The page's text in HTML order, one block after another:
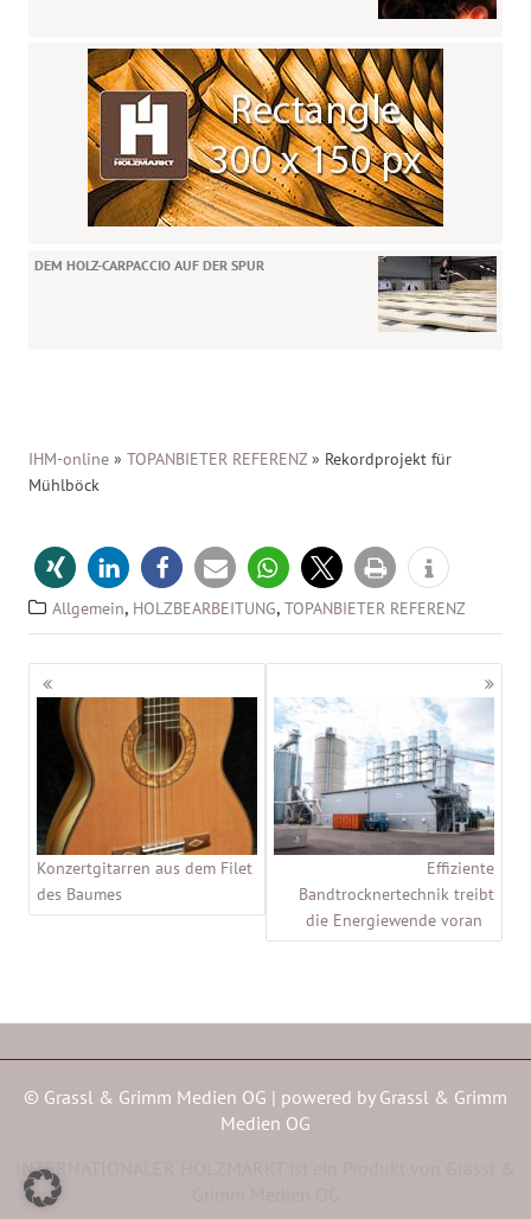
DEM HOLZ-CARPACCIO AUF DER SPUR
IHM-online »TOPANBIETER REFERENZ » Rekordprojekt für
Mühlböck
Allgemein, HOLZBEARBEITUNG,TOPANBIETER REFERENZ
Beitragsnavigation
Konzertgitarren aus dem Filet
des Baumes
Effiziente
Bandtrocknertechnik treibt
die Energiewende voran
© Grassl & Grimm Medien OG | powered by Grassl & Grimm
Medien OG
INTERNATIONALER HOLZMARKT ist ein Produkt von Grassl &